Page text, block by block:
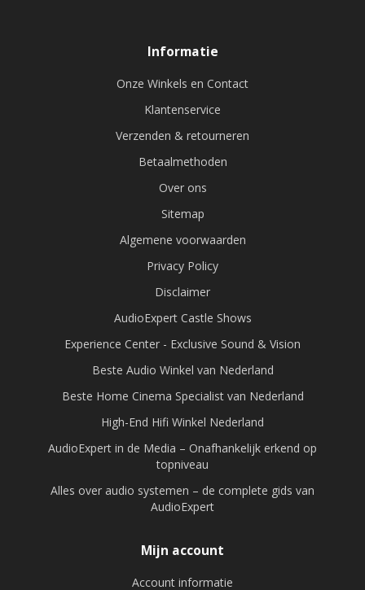
Informatie
Onze Winkels en Contact
Klantenservice
Verzenden & retourneren
Betaalmethoden
Over ons
Sitemap
Algemene voorwaarden
Privacy Policy
Disclaimer
AudioExpert Castle Shows
Experience Center - Exclusive Sound & Vision
Beste Audio Winkel van Nederland
Beste Home Cinema Specialist van Nederland
High-End Hifi Winkel Nederland
AudioExpert in de Media – Onafhankelijk erkend op
topniveau
Alles over audio systemen – de complete gids van
AudioExpert
Mijn account
Account informatie